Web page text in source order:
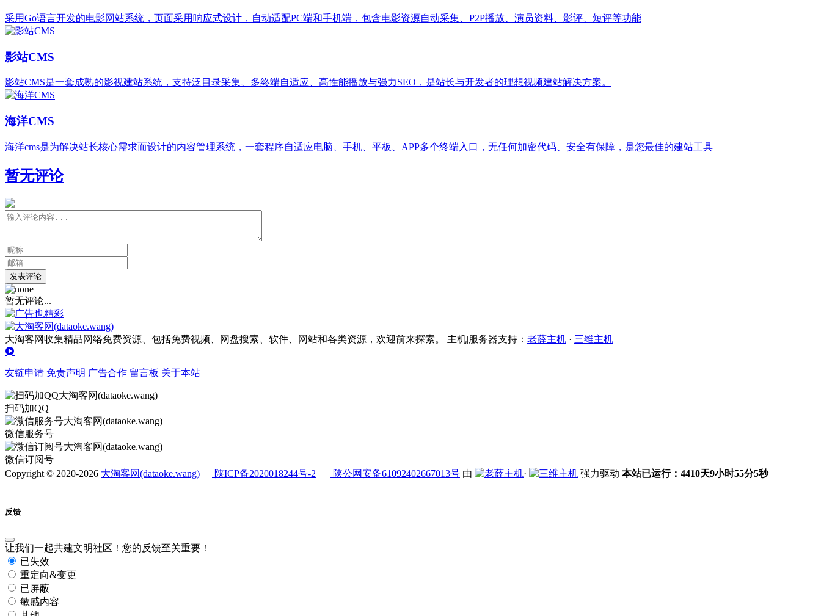
采用Go语言开发的电影网站系统，页面采用响应式设计，自动适配PC端和手机端，包含电影资源自动采集、P2P播放、演员资料、影评、短评等功能
影站CMS
影站CMS是一套成熟的影视建站系统，支持泛目录采集、多终端自适应、高性能播放与强力SEO，是站长与开发者的理想视频建站解决方案。
海洋CMS
海洋cms是为解决站长核心需求而设计的内容管理系统，一套程序自适应电脑、手机、平板、APP多个终端入口，无任何加密代码、安全有保障，是您最佳的建站工具
暂无评论
发表评论
暂无评论...
大淘客网收集精品网络免费资源、包括免费视频、网盘搜索、软件、网站和各类资源，欢迎前来探索。 主机|服务器支持： 老薛主机 · 三维主机
友链申请 免责声明 广告合作 留言板 关于本站
扫码加QQ
微信服务号
微信订阅号
Copyright © 2020-2026 大淘客网(dataoke.wang) 陕ICP备2020018244号-2 陕公网安备61092402667013号 由 · 强力驱动 本站已运行：4410天9小时55分6秒
反馈
让我们一起共建文明社区！您的反馈至关重要！
已失效
重定向&变更
已屏蔽
敏感内容